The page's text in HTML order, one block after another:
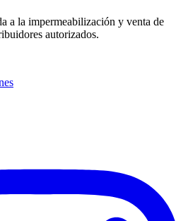
a la impermeabilización y venta de
autorizados.